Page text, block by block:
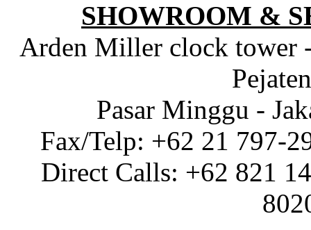
SHOWROOM &
Arden Miller clock tower
Pasar Minggu -
Fax/Telp: +62 21 797-
Direct Calls: +62 821